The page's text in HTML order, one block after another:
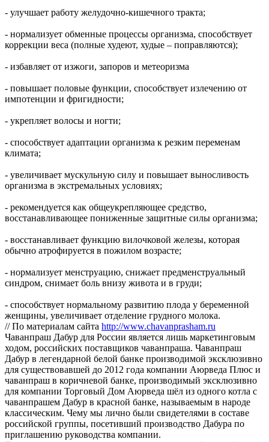
- улучшает работу желудочно-кишечного тракта;
- нормализует обменные процессы организма, способствует
коррекции веса (полные худеют, худые – поправляются);
- избавляет от изжоги, запоров и метеоризма
- повышает половые функции, способствует излечению от
импотенции и фригидности;
- укрепляет волосы и ногти;
- способствует адаптации организма к резким переменам
климата;
- увеличивает мускульную силу и повышает выносливость
организма в экстремальных условиях;
- рекомендуется как общеукрепляющее средство,
восстанавливающее пониженные защитные силы организма;
- восстанавливает функцию вилочковой железы, которая
обычно атрофируется в пожилом возрасте;
- нормализует менструацию, снижает предменструальный
синдром, снимает боль внизу живота и в груди;
- способствует нормальному развитию плода у беременной
женщины, увеличивает отделение грудного молока.
// По материалам сайта http://www.chavanprasham.ru
Чаванпраш Дабур для России является лишь маркетинговым
ходом, российских поставщиков чаванпраша. Чаванпраш
Дабур в легендарной белой банке производимой эксклюзивно
для существовавшей до 2012 года компании Аюрведа Плюс и
чаванпраш в коричневой банке, производимый эксклюзивно
для компании Торговый Дом Аюрведа шёл из одного котла с
чаванпрашем Дабур в красной банке, называемым в народе
классическим. Чему мы лично были свидетелями в составе
российской группы, посетивший производство Дабура по
приглашению руководства компании.